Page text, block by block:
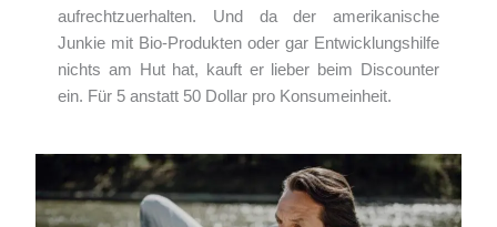
aufrechtzuerhalten. Und da der amerikanische
Junkie mit Bio-Produkten oder gar Entwicklungshilfe
nichts am Hut hat, kauft er lieber beim Discounter
ein. Für 5 anstatt 50 Dollar pro Konsumeinheit.